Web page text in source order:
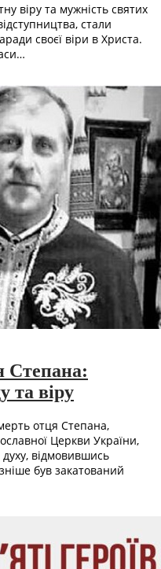
віру та мужність святих
стали
своєї віри в Христа.
Степана:
та віру
отця Степана,
Церкви України,
відмовившись
був закатований